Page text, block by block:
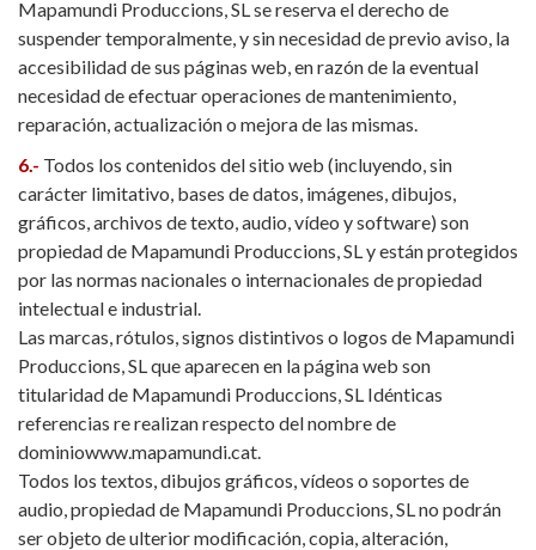
Mapamundi Produccions, SL se reserva el derecho de
suspender temporalmente, y sin necesidad de previo aviso, la
accesibilidad de sus páginas web, en razón de la eventual
necesidad de efectuar operaciones de mantenimiento,
reparación, actualización o mejora de las mismas.
6.- Todos los contenidos del sitio web (incluyendo, sin
carácter limitativo, bases de datos, imágenes, dibujos,
gráficos, archivos de texto, audio, vídeo y software) son
propiedad de Mapamundi Produccions, SL y están protegidos
por las normas nacionales o internacionales de propiedad
intelectual e industrial.
Las marcas, rótulos, signos distintivos o logos de Mapamundi
Produccions, SL que aparecen en la página web son
titularidad de Mapamundi Produccions, SL Idénticas
referencias re realizan respecto del nombre de
dominiowww.mapamundi.cat.
Todos los textos, dibujos gráficos, vídeos o soportes de
audio, propiedad de Mapamundi Produccions, SL no podrán
ser objeto de ulterior modificación, copia, alteración,